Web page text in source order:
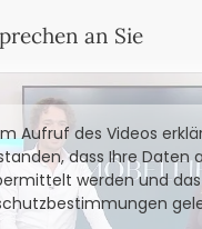
an Sie
Aufruf des Videos
dass Ihre Daten
werden und das